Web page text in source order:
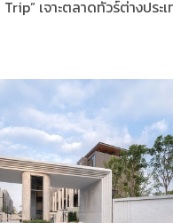
เจาะตลาดทัวร์ต่างประเ